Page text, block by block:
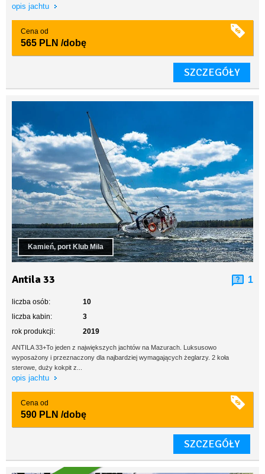
opis jachtu
Cena od
565 PLN /dobę
SZCZEGÓŁY
Kamień, port Klub Mila
Antila 33 1
liczba osób:
10
liczba kabin:
3
rok produkcji:
2019
ANTILA 33+To jeden z największych jachtów na Mazurach. Luksusowo
wyposażony i przeznaczony dla najbardziej wymagających żeglarzy. 2 koła
sterowe, duży kokpit z...
opis jachtu
Cena od
590 PLN /dobę
SZCZEGÓŁY